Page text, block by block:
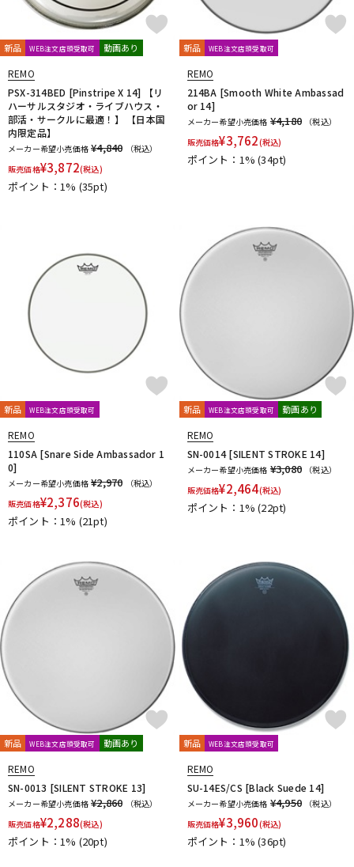
新品 WEB注文店頭受取可 動画あり
REMO
PSX-314BED [Pinstripe X 14] 【リ
ハーサルスタジオ・ライブハウス・
部活・サークルに最適！】 【日本国
内限定品】
メーカー希望小売価格 ¥4,840
（税込）
販売価格¥3,872(税込)
ポイント：1% (35pt)
新品 WEB注文店頭受取可
REMO
214BA [Smooth White Ambassad
or 14]
メーカー希望小売価格 ¥4,180
（税込）
販売価格¥3,762(税込)
ポイント：1%(34pt)
新品 WEB注文店頭受取可
REMO
110SA [Snare Side Ambassador 1
0]
メーカー希望小売価格 ¥2,970
（税込）
販売価格¥2,376(税込)
ポイント：1% (21pt)
新品 WEB注文店頭受取可 動画あり
REMO
SN-0014 [SILENT STROKE 14]
メーカー希望小売価格 ¥3,080
（税込）
販売価格¥2,464(税込)
ポイント：1%(22pt)
新品 WEB注文店頭受取可 動画あり
REMO
SN-0013 [SILENT STROKE 13]
メーカー希望小売価格 ¥2,860
（税込）
販売価格¥2,288(税込)
ポイント：1% (20pt)
新品 WEB注文店頭受取可
REMO
SU-14ES/CS [Black Suede 14]
メーカー希望小売価格 ¥4,950
（税込）
販売価格¥3,960(税込)
ポイント：1%(36pt)